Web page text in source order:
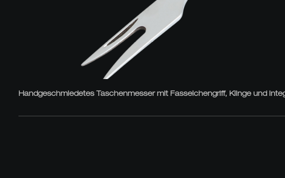
Handgeschmiedetes Taschenmesser mit Fasseichengriff, Klinge und